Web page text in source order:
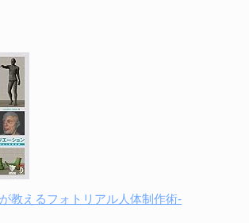
教えるフォトリアル人体制作術-